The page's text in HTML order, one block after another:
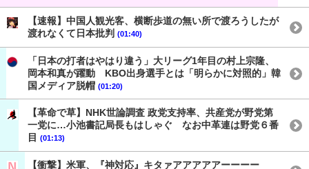
【速報】中国人観光客、横断歩道の無い所で渡ろうしたが
渡れなくて日本批判 (01:40)
「日本の打者はやはり違う」大リーグ1年目の村上宗隆、
岡本和真が躍動 KBO出身選手とは「明らかに対照的」韓
国メディア脱帽 (01:20)
【革命で草】NHK世論調査 政党支持率、共産党が野党第
一党に…小池書記局長もはしゃぐ なお中革連は野党６番
目 (01:13)
【衝撃】米軍、『神対応』キタァアアアアアーーーー